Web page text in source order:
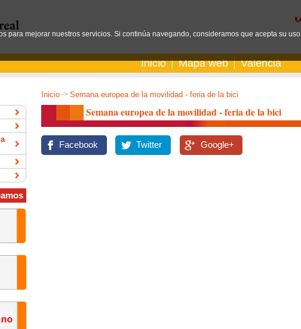
Inicio Mapa web Valencià
Inicio -> Semana europea de la movilidad - feria de la bici
Semana europea de la movilidad - feria de la bici
Facebook Twitter Google+
para mejorar nuestros servicios. Si continúa navegando, consideramos que acepta su uso.